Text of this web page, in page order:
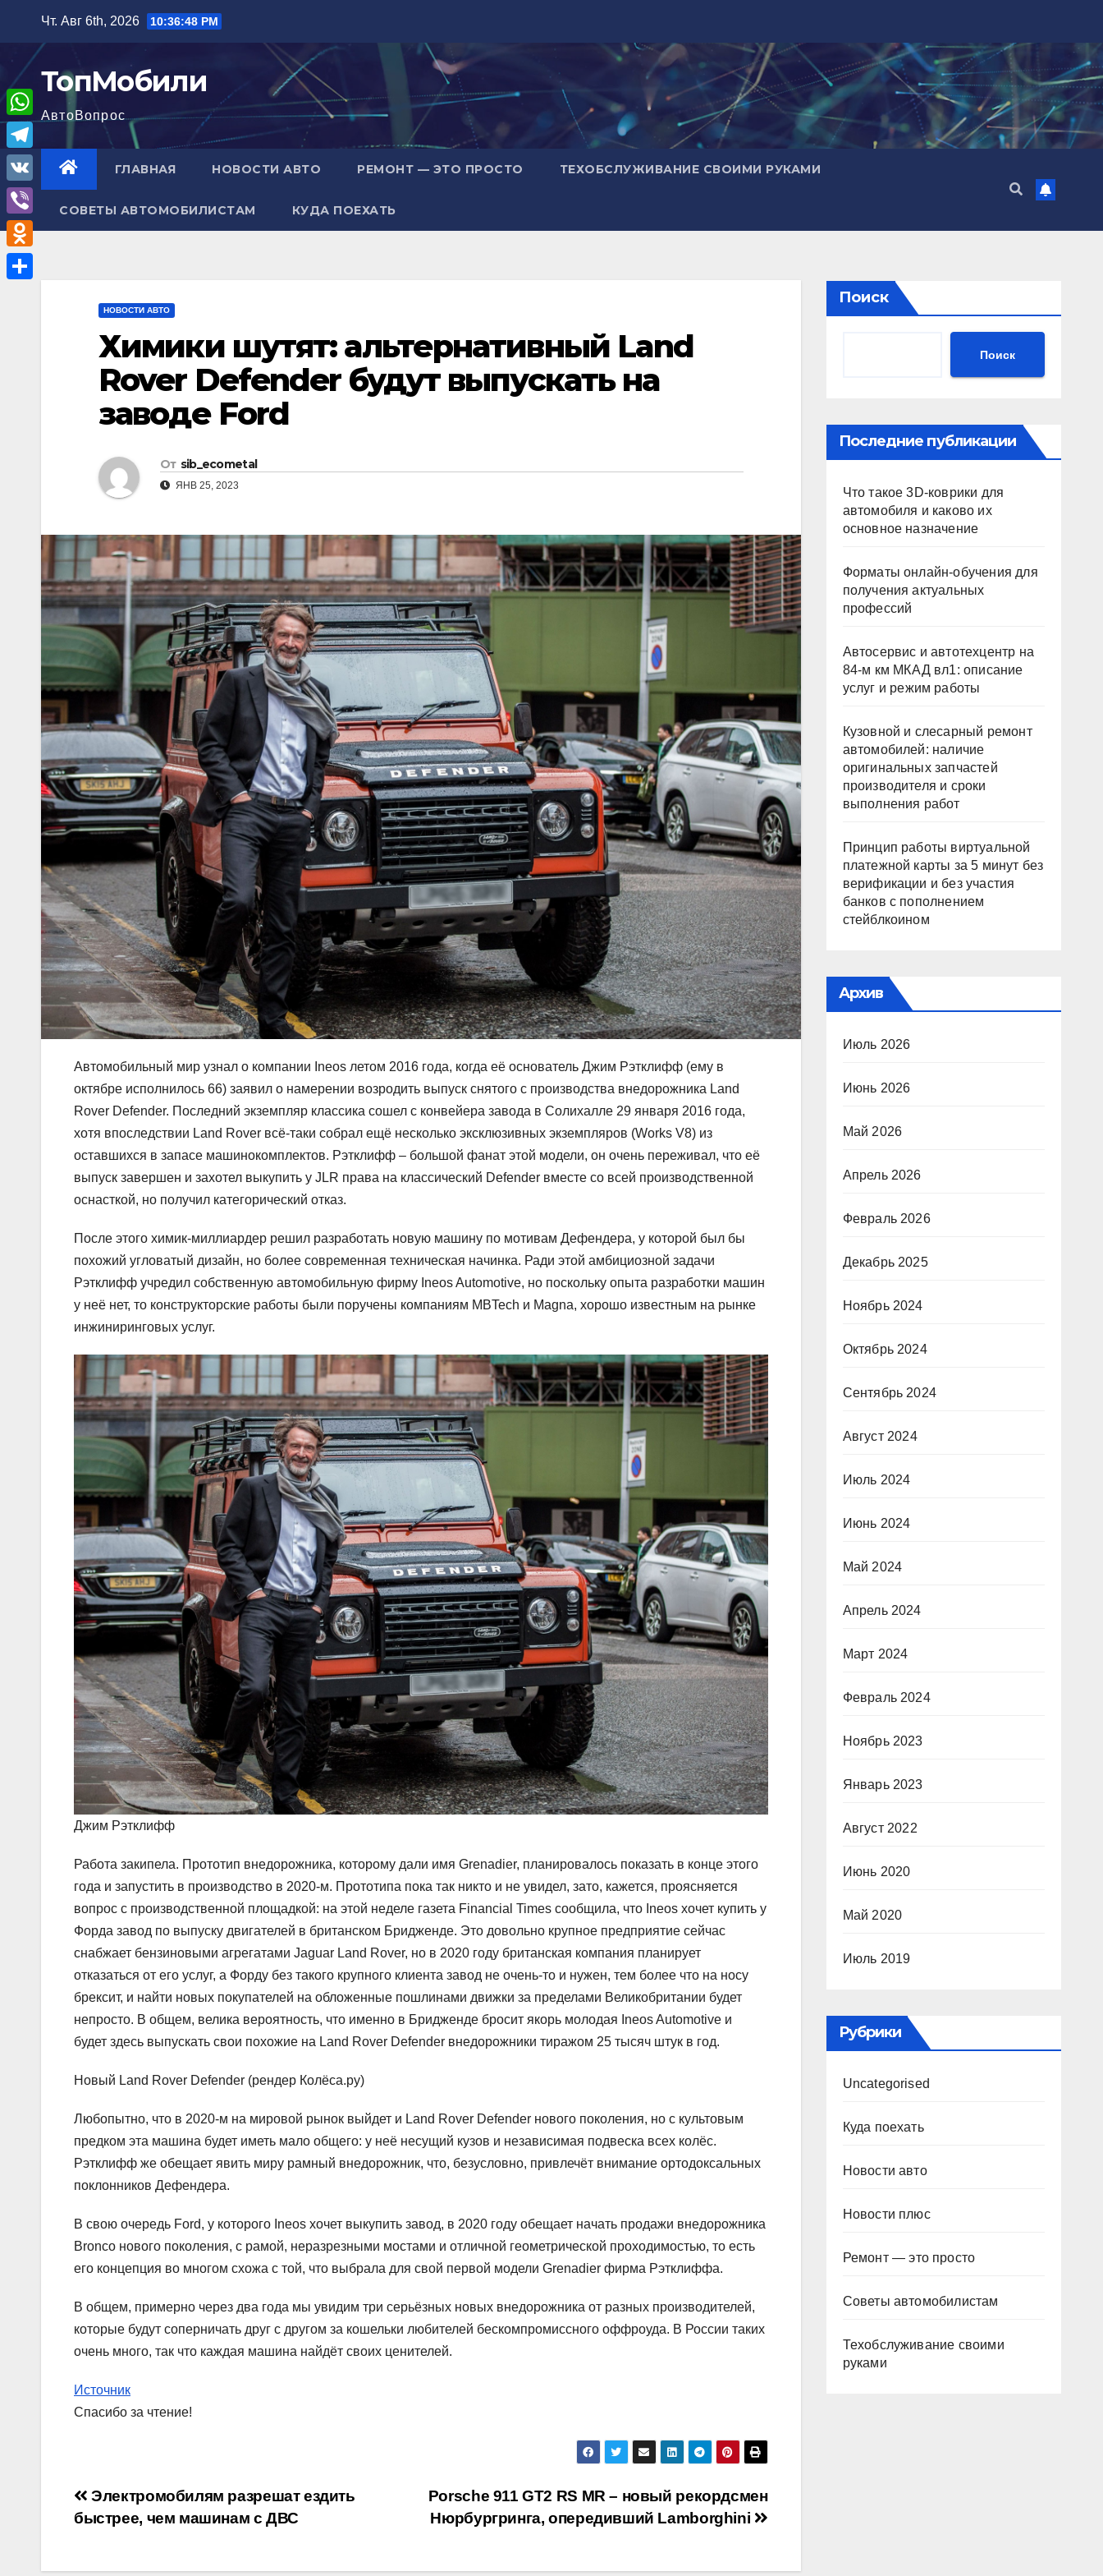
содержимому
Чт. Авг 6th, 2026 10:36:50 PM
ТопМобили
АвтоВопрос
ГЛАВНАЯ НОВОСТИ АВТО РЕМОНТ — ЭТО ПРОСТО ТЕХОБСЛУЖИВАНИЕ СВОИМИ РУКАМИ
СОВЕТЫ АВТОМОБИЛИСТАМ КУДА ПОЕХАТЬ
НОВОСТИ АВТО
Химики шутят: альтернативный Land
Rover Defender будут выпускать на
заводе Ford
От sib_ecometal
ЯНВ 25, 2023
Автомобильный мир узнал о компании Ineos летом 2016 года, когда её основатель Джим Рэтклифф (ему в
октябре исполнилось 66) заявил о намерении возродить выпуск снятого с производства внедорожника Land
Rover Defender. Последний экземпляр классика сошел с конвейера завода в Солихалле 29 января 2016 года,
хотя впоследствии Land Rover всё-таки собрал ещё несколько эксклюзивных экземпляров (Works V8) из
оставшихся в запасе машинокомплектов. Рэтклифф – большой фанат этой модели, он очень переживал, что её
выпуск завершен и захотел выкупить у JLR права на классический Defender вместе со всей производственной
оснасткой, но получил категорический отказ.
После этого химик-миллиардер решил разработать новую машину по мотивам Дефендера, у которой был бы
похожий угловатый дизайн, но более современная техническая начинка. Ради этой амбициозной задачи
Рэтклифф учредил собственную автомобильную фирму Ineos Automotive, но поскольку опыта разработки машин
у неё нет, то конструкторские работы были поручены компаниям MBTech и Magna, хорошо известным на рынке
инжиниринговых услуг.
Джим Рэтклифф
Работа закипела. Прототип внедорожника, которому дали имя Grenadier, планировалось показать в конце этого
года и запустить в производство в 2020-м. Прототипа пока так никто и не увидел, зато, кажется, проясняется
вопрос с производственной площадкой: на этой неделе газета Financial Times сообщила, что Ineos хочет купить у
Форда завод по выпуску двигателей в британском Бридженде. Это довольно крупное предприятие сейчас
снабжает бензиновыми агрегатами Jaguar Land Rover, но в 2020 году британская компания планирует
отказаться от его услуг, а Форду без такого крупного клиента завод не очень-то и нужен, тем более что на носу
брексит, и найти новых покупателей на обложенные пошлинами движки за пределами Великобритании будет
непросто. В общем, велика вероятность, что именно в Бридженде бросит якорь молодая Ineos Automotive и
будет здесь выпускать свои похожие на Land Rover Defender внедорожники тиражом 25 тысяч штук в год.
Новый Land Rover Defender (рендер Колёса.ру)
Любопытно, что в 2020-м на мировой рынок выйдет и Land Rover Defender нового поколения, но с культовым
предком эта машина будет иметь мало общего: у неё несущий кузов и независимая подвеска всех колёс.
Рэтклифф же обещает явить миру рамный внедорожник, что, безусловно, привлечёт внимание ортодоксальных
поклонников Дефендера.
В свою очередь Ford, у которого Ineos хочет выкупить завод, в 2020 году обещает начать продажи внедорожника
Bronco нового поколения, с рамой, неразрезными мостами и отличной геометрической проходимостью, то есть
его концепция во многом схожа с той, что выбрала для свой первой модели Grenadier фирма Рэтклиффа.
В общем, примерно через два года мы увидим три серьёзных новых внедорожника от разных производителей,
которые будут соперничать друг с другом за кошельки любителей бескомпромиссного оффроуда. В России таких
очень много, так что каждая машина найдёт своих ценителей.
Источник
Спасибо за чтение!
Навигация
записям
Porsche 911 GT2 RS MR – новый рекордсмен
Нюрбургринга, опередивший Lamborghini
Электромобилям разрешат ездить
быстрее, чем машинам с ДВС
Поиск
Поиск
Последние публикации
Что такое 3D-коврики для
автомобиля и каково их
основное назначение
Форматы онлайн-обучения для
получения актуальных
профессий
Автосервис и автотехцентр на
84-м км МКАД вл1: описание
услуг и режим работы
Кузовной и слесарный ремонт
автомобилей: наличие
оригинальных запчастей
производителя и сроки
выполнения работ
Принцип работы виртуальной
платежной карты за 5 минут без
верификации и без участия
банков с пополнением
стейблкоином
Архив
Июль 2026
Июнь 2026
Май 2026
Апрель 2026
Февраль 2026
Декабрь 2025
Ноябрь 2024
Октябрь 2024
Сентябрь 2024
Август 2024
Июль 2024
Июнь 2024
Май 2024
Апрель 2024
Март 2024
Февраль 2024
Ноябрь 2023
Январь 2023
Август 2022
Июнь 2020
Май 2020
Июль 2019
Рубрики
Uncategorised
Куда поехать
Новости авто
Новости плюс
Ремонт — это просто
Советы автомобилистам
Техобслуживание своими
руками
W
h
a
A
T
e
l
e
g
V
K
V
i
b
O